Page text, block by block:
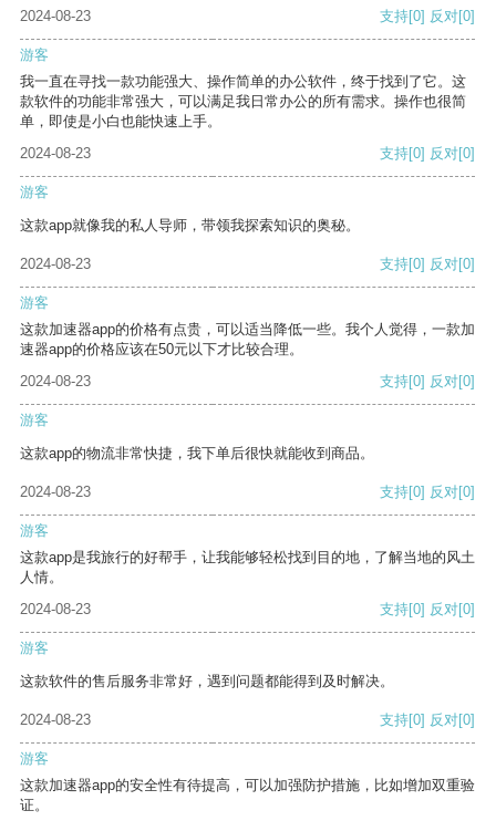
2024-08-23 支持[0] 反对[0]
游客
我一直在寻找一款功能强大、操作简单的办公软件，终于找到了它。这
款软件的功能非常强大，可以满足我日常办公的所有需求。操作也很简
单，即使是小白也能快速上手。
2024-08-23
支持[0] 反对[0]
游客
这款app就像我的私人导师，带领我探索知识的奥秘。
2024-08-23 支持[0] 反对[0]
游客
这款加速器app的价格有点贵，可以适当降低一些。我个人觉得，一款加
速器app的价格应该在50元以下才比较合理。
2024-08-23
支持[0] 反对[0]
游客
这款app的物流非常快捷，我下单后很快就能收到商品。
2024-08-23 支持[0] 反对[0]
游客
这款app是我旅行的好帮手，让我能够轻松找到目的地，了解当地的风土
人情。
2024-08-23
支持[0] 反对[0]
游客
这款软件的售后服务非常好，遇到问题都能得到及时解决。
2024-08-23 支持[0] 反对[0]
游客
这款加速器app的安全性有待提高，可以加强防护措施，比如增加双重验
证。